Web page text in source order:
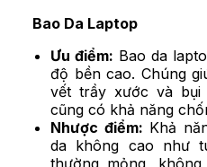
Bao Da Laptop
Ưu điểm: Bao da
độ bền cao. Chúng
vết trầy xước và
cũng có khả năng
Nhược điểm: Khả
da không cao như
thường mỏng,